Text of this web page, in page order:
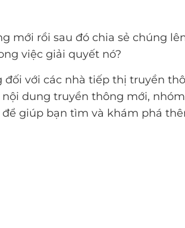
mới rồi sau đó chia sẻ chúng
việc giải quyết nó?
với các nhà tiếp thị truyền
dung truyền thông mới,
giúp bạn tìm và khám phá